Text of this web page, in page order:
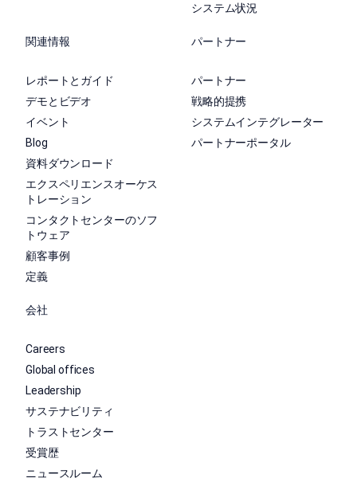
システム状況
関連情報
レポートとガイド
デモとビデオ
イベント
Blog
資料ダウンロード
エクスペリエンスオーケス
トレーション
コンタクトセンターのソフ
トウェア
顧客事例
定義
パートナー
パートナー
戦略的提携
システムインテグレーター
パートナーポータル
会社
Careers
Global offices
Leadership
サステナビリティ
トラストセンター
受賞歴
ニュースルーム